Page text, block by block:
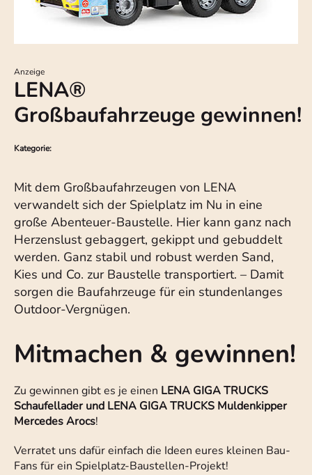
Anzeige
LENA®
Großbaufahrzeuge gewinnen!
Kategorie:
Mit dem Großbaufahrzeugen von LENA
verwandelt sich der Spielplatz im Nu in eine
große Abenteuer-Baustelle. Hier kann ganz nach
Herzenslust gebaggert, gekippt und gebuddelt
werden. Ganz stabil und robust werden Sand,
Kies und Co. zur Baustelle transportiert. – Damit
sorgen die Baufahrzeuge für ein stundenlanges
Outdoor-Vergnügen.
Mitmachen & gewinnen!
Zu gewinnen gibt es je einen LENA GIGA TRUCKS
Schaufellader und LENA GIGA TRUCKS Muldenkipper
Mercedes Arocs!
Verratet uns dafür einfach die Ideen eures kleinen Bau-
Fans für ein Spielplatz-Baustellen-Projekt!